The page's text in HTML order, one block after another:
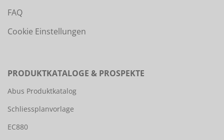
FAQ
Cookie Einstellungen
PRODUKTKATALOGE & PROSPEKTE
Abus Produktkatalog
Schliessplanvorlage
EC880